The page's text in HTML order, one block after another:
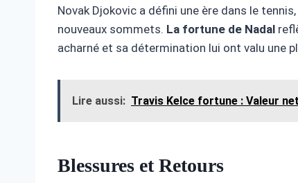
Novak Djokovic a défini une ère dans le
nouveaux sommets. La fortune de Nadal
acharné et sa détermination lui ont valu une
Lire aussi: Travis Kelce fortune : Valeur
Blessures et Retours